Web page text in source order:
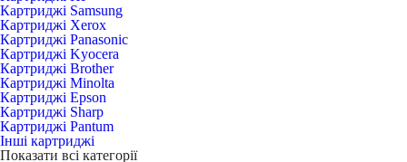
Картриджі Samsung
Картриджі Xerox
Картриджі Panasonic
Картриджі Kyocera
Картриджі Brother
Картриджі Minolta
Картриджі Epson
Картриджі Sharp
Картриджі Pantum
Інші картриджі
Показати всі категорії